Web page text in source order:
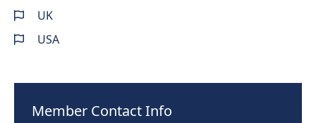
UK
USA
Member Contact Info